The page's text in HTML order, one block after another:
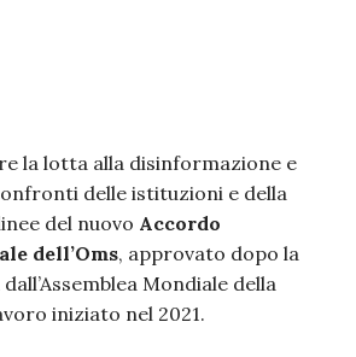
la lotta alla disinformazione e
delle istituzioni e della
del nuovo Accordo
dell’Oms, approvato dopo la
Mondiale della
iniziato nel 2021.